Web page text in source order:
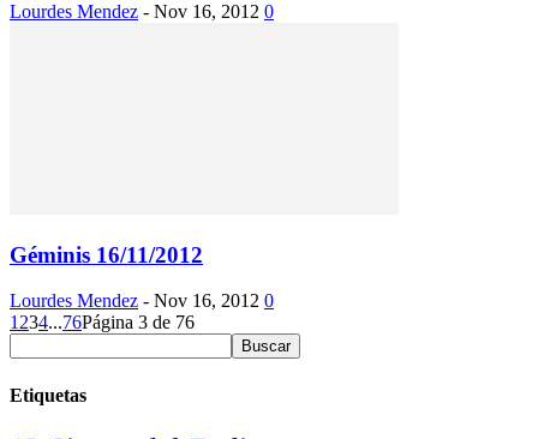
Lourdes Mendez - Nov 16, 2012 0
Géminis 16/11/2012
Lourdes Mendez - Nov 16, 2012 0
1 234...76Página 3 de 76
Etiquetas